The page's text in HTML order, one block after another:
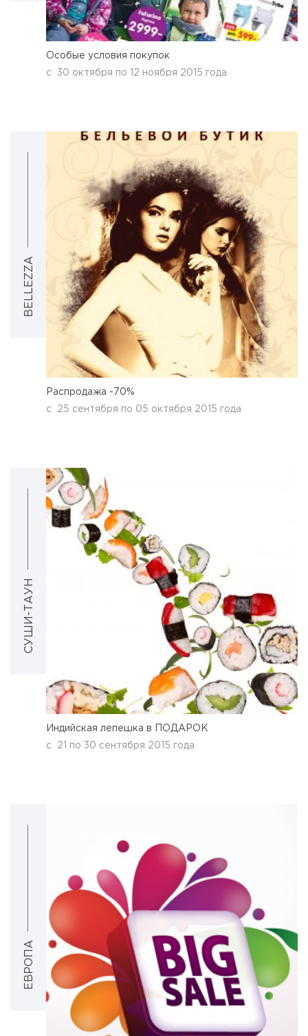
Особые условия покупок
с 30 октября по 12 ноября 2015 года
BELLEZZA
Распродажа -70%
с 25 сентября по 05 октября 2015 года
СУШИ-ТАУН
Индийская лепешка в ПОДАРОК
с 21 по 30 сентября 2015 года
ЕВРОПА